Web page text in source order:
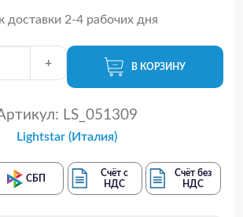
доставки 2-4 рабочих дня
+ В КОРЗИНУ
LS_051309
Lightstar (Италия)
СБП
Счёт с
НДС
Счёт без
НДС